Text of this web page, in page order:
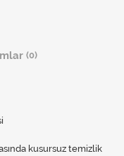
(0)
kusursuz temizlik